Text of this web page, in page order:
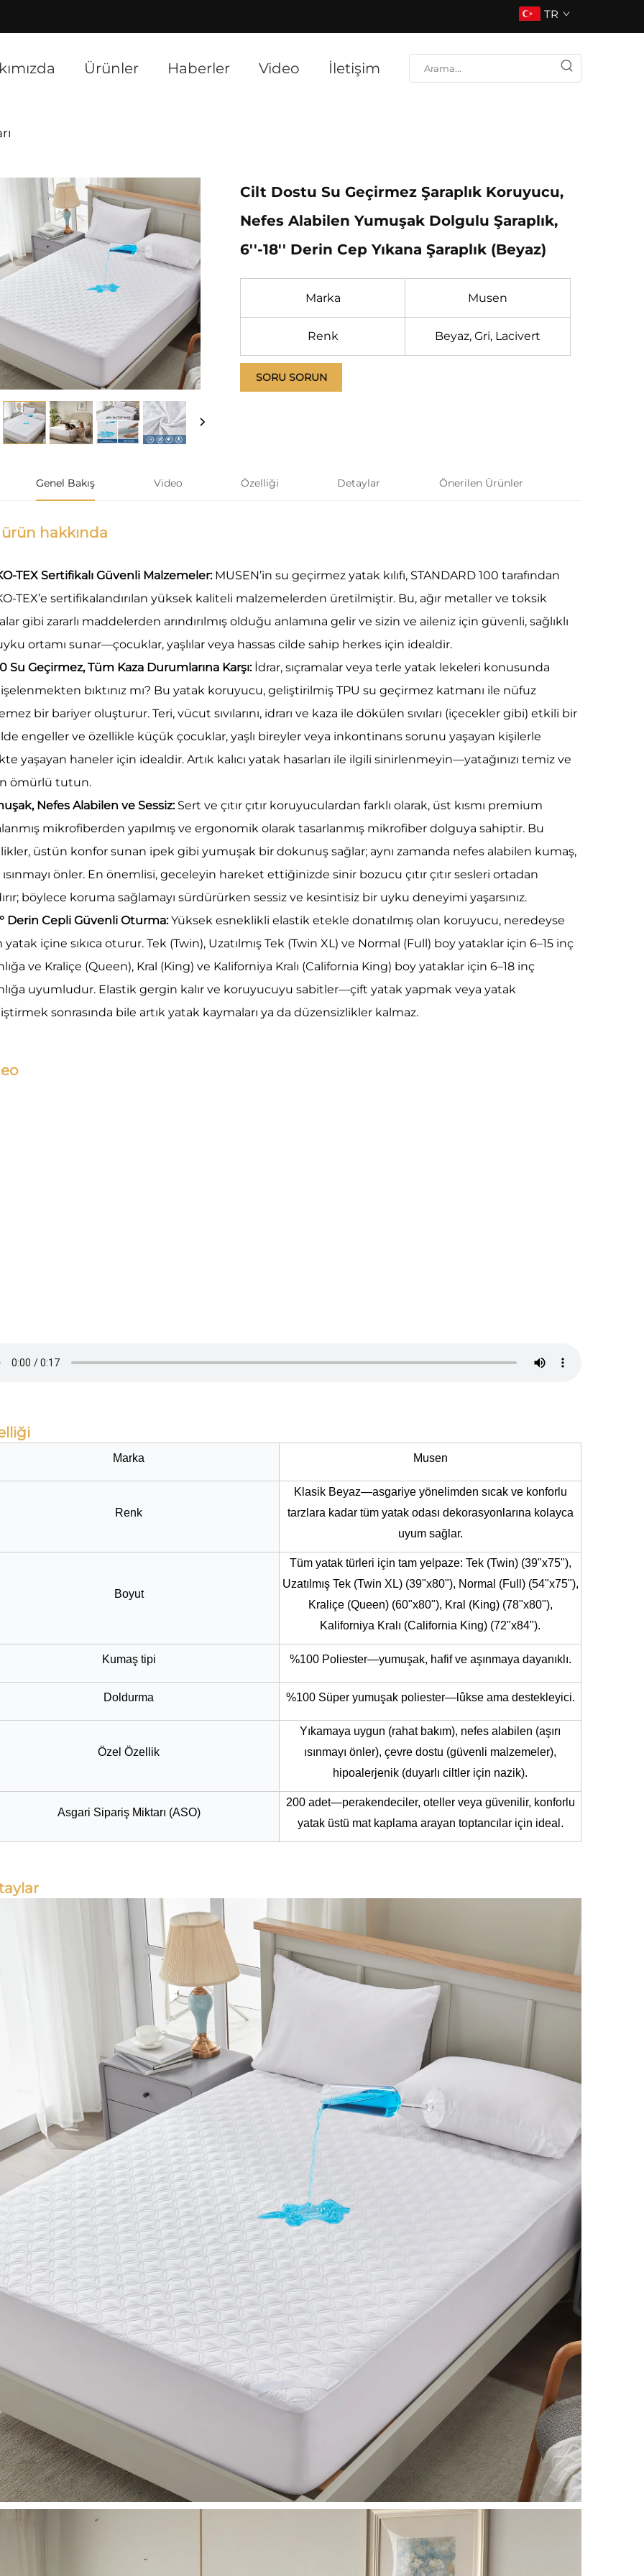
TR
Ürünler Haberler Video İletişim
Cilt Dostu Su Geçirmez Şaraplık Koruyucu,
Nefes Alabilen Yumuşak Dolgulu Şaraplık,
6''-18'' Derin Cep Yıkana Şaraplık (Beyaz)
Marka Musen
Renk Beyaz, Gri, Lacivert
SORU SORUN
Genel Bakış Video Özelliği Detaylar Önerilen Ürünler
hakkında
TEX Sertifikalı Güvenli Malzemeler: MUSEN’in su geçirmez yatak kılıfı, STANDARD 100 tarafından
TEX’e sertifikalandırılan yüksek kaliteli malzemelerden üretilmiştir. Bu, ağır metaller ve toksik
gibi zararlı maddelerden arındırılmış olduğu anlamına gelir ve sizin ve aileniz için güvenli, sağlıklı
ortamı sunar—çocuklar, yaşlılar veya hassas cilde sahip herkes için idealdir.
Su Geçirmez, Tüm Kaza Durumlarına Karşı: İdrar, sıçramalar veya terle yatak lekeleri konusunda
bıktınız mı? Bu yatak koruyucu, geliştirilmiş TPU su geçirmez katmanı ile nüfuz
bir bariyer oluşturur. Teri, vücut sıvılarını, idrarı ve kaza ile dökülen sıvıları (içecekler gibi) etkili bir
engeller ve özellikle küçük çocuklar, yaşlı bireyler veya inkontinans sorunu yaşayan kişilerle
yaşayan haneler için idealdir. Artık kalıcı yatak hasarları ile ilgili sinirlenmeyin—yatağınızı temiz ve
ömürlü tutun.
Nefes Alabilen ve Sessiz: Sert ve çıtır çıtır koruyuculardan farklı olarak, üst kısmı premium
mikrofiberden yapılmış ve ergonomik olarak tasarlanmış mikrofiber dolguya sahiptir. Bu
üstün konfor sunan ipek gibi yumuşak bir dokunuş sağlar; aynı zamanda nefes alabilen kumaş,
ısınmayı önler. En önemlisi, geceleyin hareket ettiğinizde sinir bozucu çıtır çıtır sesleri ortadan
böylece koruma sağlamayı sürdürürken sessiz ve kesintisiz bir uyku deneyimi yaşarsınız.
Derin Cepli Güvenli Oturma:Yüksek esneklikli elastik etekle donatılmış olan koruyucu, neredeyse
içine sıkıca oturur. Tek (Twin), Uzatılmış Tek (Twin XL) ve Normal (Full) boy yataklar için 6–15 inç
ve Kraliçe (Queen), Kral (King) ve Kaliforniya Kralı (California King) boy yataklar için 6–18 inç
uyumludur. Elastik gergin kalır ve koruyucuyu sabitler—çift yatak yapmak veya yatak
sonrasında bile artık yatak kaymaları ya da düzensizlikler kalmaz.
Marka Musen
Renk
Klasik Beyaz—asgariye yönelimden sıcak ve konforlu
tarzlara kadar tüm yatak odası dekorasyonlarına kolayca
uyum sağlar.
Boyut
Tüm yatak türleri için tam yelpaze: Tek (Twin) (39"x75"),
Uzatılmış Tek (Twin XL) (39"x80"), Normal (Full) (54"x75"),
Kraliçe (Queen) (60"x80"), Kral (King) (78"x80"),
Kaliforniya Kralı (California King) (72"x84").
Kumaş tipi %100 Poliester—yumuşak, hafif ve aşınmaya dayanıklı.
Doldurma %100 Süper yumuşak poliester—lûkse ama destekleyici.
Özel Özellik
Yıkamaya uygun (rahat bakım), nefes alabilen (aşırı
ısınmayı önler), çevre dostu (güvenli malzemeler),
hipoalerjenik (duyarlı ciltler için nazik).
Asgari Sipariş Miktarı (ASO)
200 adet—perakendeciler, oteller veya güvenilir, konforlu
yatak üstü mat kaplama arayan toptancılar için ideal.